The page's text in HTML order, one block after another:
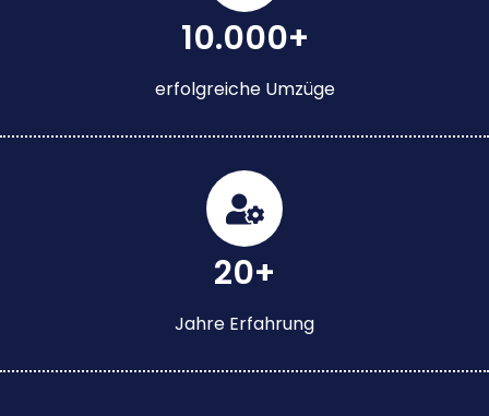
10.000+
erfolgreiche Umzüge
20+
Jahre Erfahrung